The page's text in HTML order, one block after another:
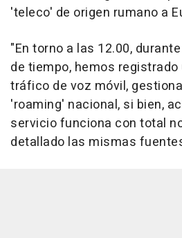
'teleco' de origen rumano a
"En torno a las 12.00,
de tiempo, hemos
tráfico de voz móvil,
'roaming' nacional, si bien,
servicio funciona con total
detallado las mismas